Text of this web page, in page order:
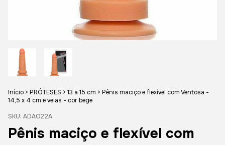
Início > PRÓTESES > 13 a 15 cm > Pênis maciço e flexível com Ventosa -
14,5 x 4 cm e veias - cor bege
SKU: ADAO22A
Pênis maciço e flexível com